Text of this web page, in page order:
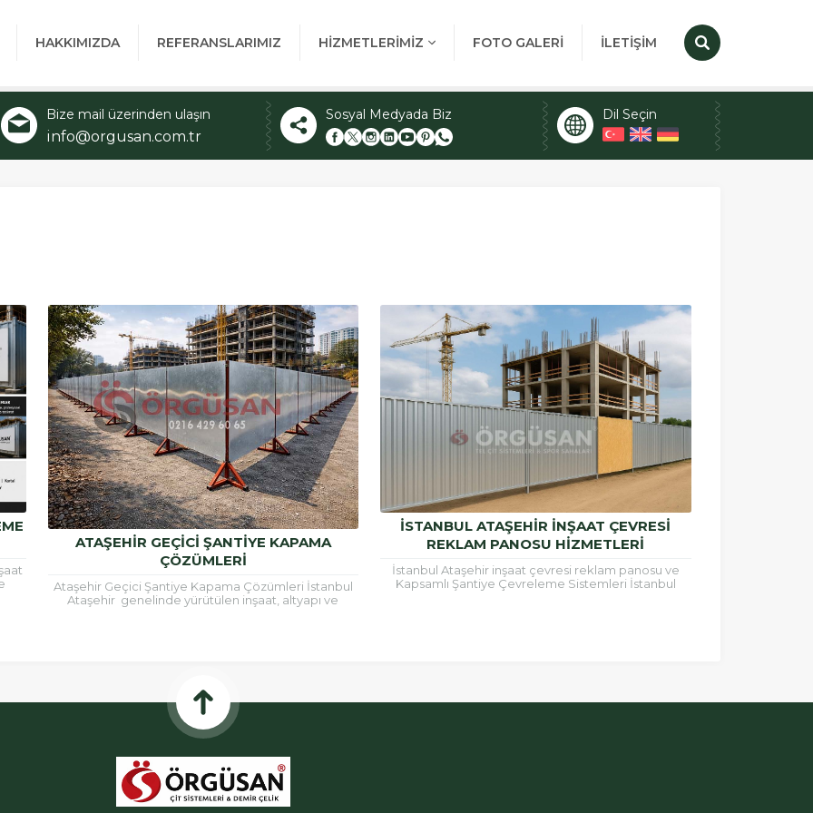
HAKKIMIZDA REFERANSLARIMIZ HİZMETLERİMİZ FOTO GALERİ İLETİŞİM
Bize mail üzerinden ulaşın
info@orgusan.com.tr
Sosyal Medyada Biz Dil Seçin
ATAŞEHIR GEÇICI ŞANTIYE KAPAMA
ÇÖZÜMLERI
Ataşehir Geçici Şantiye Kapama Çözümleri İstanbul
Ataşehir genelinde yürütülen inşaat, altyapı ve
İSTANBUL ATAŞEHIR İNŞAAT ÇEVRESI
REKLAM PANOSU HIZMETLERI
İstanbul Ataşehir inşaat çevresi reklam panosu ve
Kapsamlı Şantiye Çevreleme Sistemleri İstanbul